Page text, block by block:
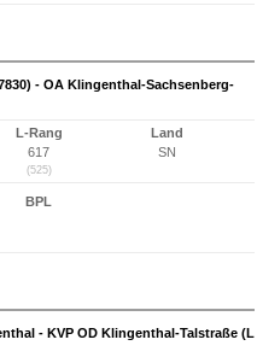
- OA Klingenthal-Sachsenberg-
L-Rang
617
(525)
Land
SN
BPL
- KVP OD Klingenthal-Talstraße (L